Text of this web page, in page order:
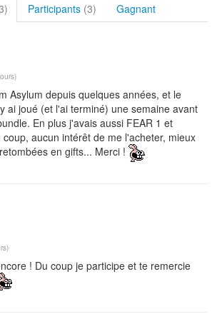
Participants (3) Gagnant
Asylum depuis quelques années, et le
ai joué (et l'ai terminé) une semaine avant
En plus j'avais aussi FEAR 1 et
aucun intérêt de me l'acheter, mieux
en gifts... Merci !
! Du coup je participe et te remercie